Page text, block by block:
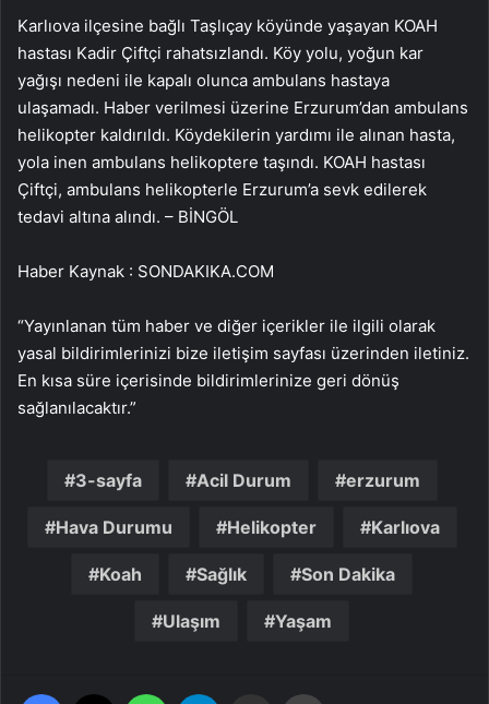
Karlıova ilçesine bağlı Taşlıçay köyünde yaşayan KOAH
hastası Kadir Çiftçi rahatsızlandı. Köy yolu, yoğun kar
yağışı nedeni ile kapalı olunca ambulans hastaya
ulaşamadı. Haber verilmesi üzerine Erzurum’dan ambulans
helikopter kaldırıldı. Köydekilerin yardımı ile alınan hasta,
yola inen ambulans helikoptere taşındı. KOAH hastası
Çiftçi, ambulans helikopterle Erzurum’a sevk edilerek
tedavi altına alındı. – BİNGÖL
Haber Kaynak : SONDAKIKA.COM
“Yayınlanan tüm haber ve diğer içerikler ile ilgili olarak
yasal bildirimlerinizi bize iletişim sayfası üzerinden iletiniz.
En kısa süre içerisinde bildirimlerinize geri dönüş
sağlanılacaktır.”
3-sayfa Acil Durum erzurum
Hava Durumu Helikopter Karlıova
Koah Sağlık Son Dakika
Ulaşım Yaşam
Facebook WhatsApp Email'den paylaş